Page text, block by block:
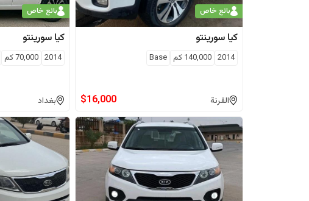
بائع خاص
كيا سورينتو
2014
140,000 كم Base
القرنة $16,000
بائع خاص
كيا سورينتو
2014
70,000كم
بغداد